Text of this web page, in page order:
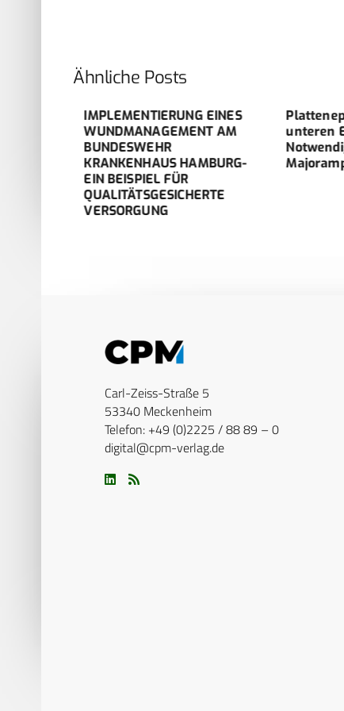
Ähnliche Posts
IMPLEMENTIERUNG EINES
WUNDMANAGEMENT AM
BUNDESWEHR
KRANKENHAUS HAMBURG-
EIN BEISPIEL FÜR
QUALITÄTSGESICHERTE
VERSORGUNG
unteren
Carl-Zeiss-Straße 5
53340 Meckenheim
Telefon: +49 (0)2225 / 88 89 – 0
digital@cpm-verlag.de